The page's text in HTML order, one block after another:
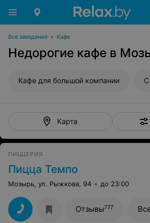
Все заведения • Кафе
Недорогие кафе в
Кафе для большой компании
Карта
ПИЦЦЕРИЯ
Пицца Темпо
Мозырь, ул. Рыжкова, 94 до 23:00
Отзывы777